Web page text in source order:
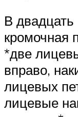
В
кромочная
*две
вправо,
лицевых
лицевые